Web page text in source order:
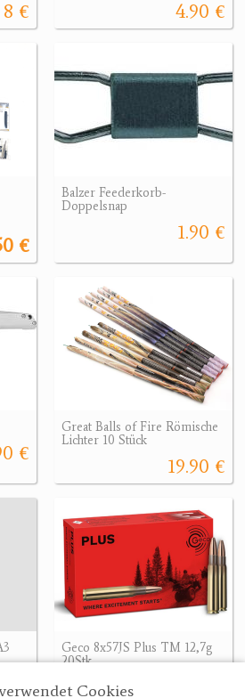
Cookies
8 € 4.90 €
€
Balzer Feederkorb-
Doppelsnap
1.90 €
€
Great Balls of Fire Römische
Lichter 10 Stück
19.90 €
€
Geco 8x57JS Plus TM 12,7g
20Stk.